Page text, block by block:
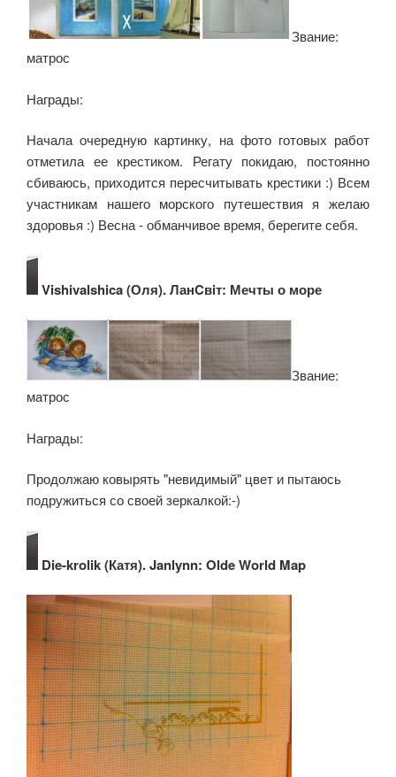
Звание:
матрос
Награды:
Начала очередную картинку, на фото готовых работ
отметила ее крестиком. Регату покидаю, постоянно
сбиваюсь, приходится пересчитывать крестики :) Всем
участникам нашего морского путешествия я желаю
здоровья :) Весна - обманчивое время, берегите себя.
Vishivalshica (Оля). ЛанCвiт: Мечты о море
Звание:
матрос
Награды:
Продолжаю ковырять "невидимый" цвет и пытаюсь
подружиться со своей зеркалкой:-)
Die-krolik (Катя). Janlynn: Olde World Map